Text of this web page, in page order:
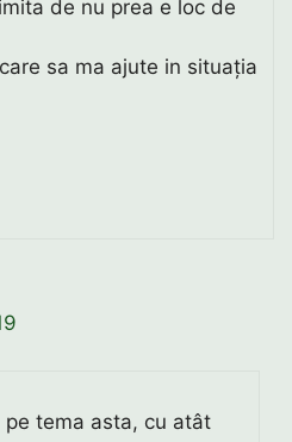
de nu prea e loc de
sa ma ajute in situația
pe tema asta, cu atât